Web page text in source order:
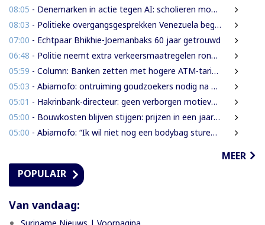
08:05 - Denemarken in actie tegen AI: scholieren moeten extra mondelinge examens doen
08:03 - Politieke overgangsgesprekken Venezuela beginnen zonder Machado
07:00 - Echtpaar Bhikhie-Joemanbaks 60 jaar getrouwd
06:48 - Politie neemt extra verkeersmaatregelen rond afgesloten Domineestraat
05:59 - Column: Banken zetten met hogere ATM-tarieven digitale economie op achterstand
05:03 - Abiamofo: ontruiming goudzoekers nodig na dodelijke risico’s in Moeroekreek en 21 Bergi
05:01 - Hakrinbank-directeur: geen verborgen motieven bij verkoop DSB-belang
05:00 - Bouwkosten blijven stijgen: prijzen in een jaar tijd gemiddeld 7,3% hoger
05:00 - Abiamofo: “Ik wil niet nog een bodybag sturen naar dat gebied”
MEER
POPULAIR
Van vandaag: